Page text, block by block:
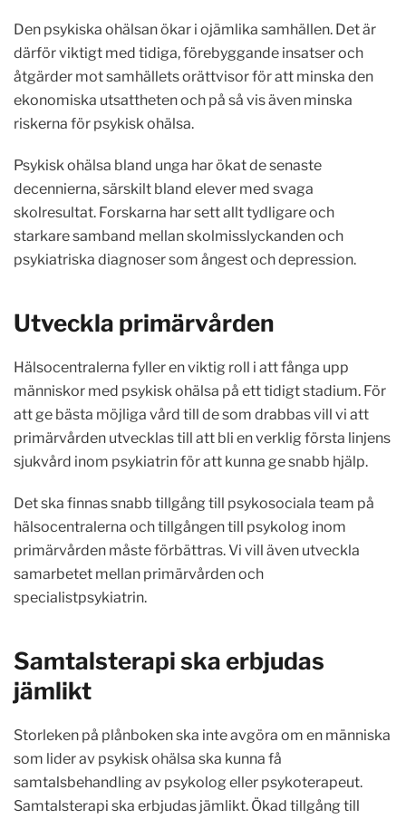
Den psykiska ohälsan ökar i ojämlika samhällen. Det är
därför viktigt med tidiga, förebyggande insatser och
åtgärder mot samhällets orättvisor för att minska den
ekonomiska utsattheten och på så vis även minska
riskerna för psykisk ohälsa.
Psykisk ohälsa bland unga har ökat de senaste
decennierna, särskilt bland elever med svaga
skolresultat. Forskarna har sett allt tydligare och
starkare samband mellan skolmisslyckanden och
psykiatriska diagnoser som ångest och depression.
Utveckla primärvården
Hälsocentralerna fyller en viktig roll i att fånga upp
människor med psykisk ohälsa på ett tidigt stadium. För
att ge bästa möjliga vård till de som drabbas vill vi att
primärvården utvecklas till att bli en verklig första linjens
sjukvård inom psykiatrin för att kunna ge snabb hjälp.
Det ska finnas snabb tillgång till psykosociala team på
hälsocentralerna och tillgången till psykolog inom
primärvården måste förbättras. Vi vill även utveckla
samarbetet mellan primärvården och
specialistpsykiatrin.
Samtalsterapi ska erbjudas
jämlikt
Storleken på plånboken ska inte avgöra om en människa
som lider av psykisk ohälsa ska kunna få
samtalsbehandling av psykolog eller psykoterapeut.
Samtalsterapi ska erbjudas jämlikt. Ökad tillgång till